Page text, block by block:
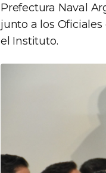
Prefectura Naval
junto a los
el Instituto.